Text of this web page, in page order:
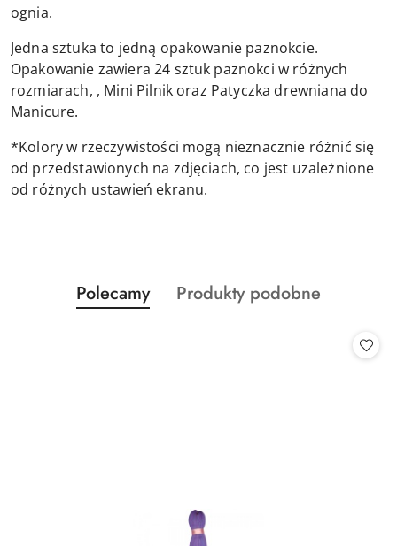
ognia.
Jedna sztuka to jedną opakowanie paznokcie.
Opakowanie zawiera 24 sztuk paznokci w różnych
rozmiarach, , Mini Pilnik oraz Patyczka drewniana do
Manicure.
*Kolory w rzeczywistości mogą nieznacznie różnić się
od przedstawionych na zdjęciach, co jest uzależnione
od różnych ustawień ekranu.
Pomiń karuzelę produktów
Produkty
o
Polecamy
Produkty
Produkty podobne